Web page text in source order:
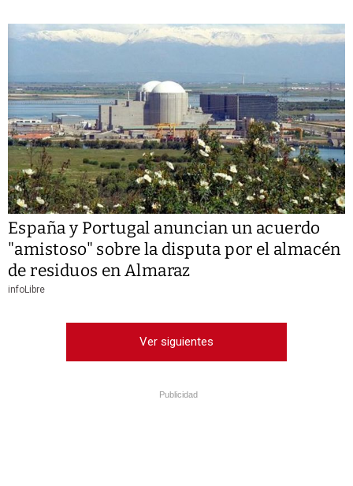
España y Portugal anuncian un acuerdo
"amistoso" sobre la disputa por el almacén
de residuos en Almaraz
infoLibre
Ver siguientes
Publicidad